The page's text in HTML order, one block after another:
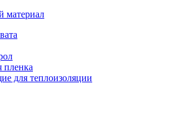
материал
пленка
для теплоизоляции